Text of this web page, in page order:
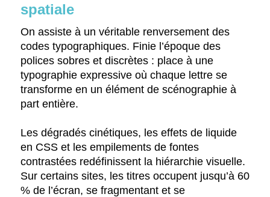
spatiale
On assiste à un véritable renversement des
codes typographiques. Finie l’époque des
polices sobres et discrètes : place à une
typographie expressive où chaque lettre se
transforme en un élément de scénographie à
part entière.
Les dégradés cinétiques, les effets de liquide
en CSS et les empilements de fontes
contrastées redéfinissent la hiérarchie visuelle.
Sur certains sites, les titres occupent jusqu’à 60
% de l’écran, se fragmentant et se